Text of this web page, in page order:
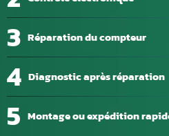
3 Réparation du compteur
4 Diagnostic après réparation
5 Montage ou expédition